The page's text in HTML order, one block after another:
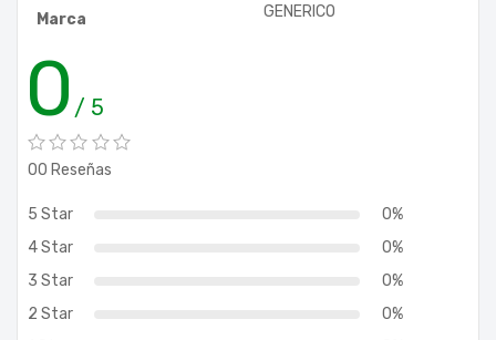
Marca GENERICO
0 / 5
00 Reseñas
5 Star
0%
4 Star
0%
3 Star
0%
2 Star
0%